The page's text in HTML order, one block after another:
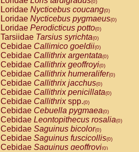
(0)
Loridae Nycticebus coucang(0)
Loridae Nycticebus pygmaeus(0)
Loridae Perodicticus potto(0)
Tarsiidae Tarsius syrichta(0)
Cebidae Callimico goeldii(0)
Cebidae Callithrix argentata(0)
Cebidae Callithrix geoffroyi(0)
Cebidae Callithrix humeralifer(0)
Cebidae Callithrix jacchus(0)
Cebidae Callithrix penicillata(0)
Cebidae Callithrixspp.(0)
Cebidae Cebuella pygmaea(0)
Cebidae Leontopithecus rosalia(0)
Cebidae Saguinus bicolor(0)
Cebidae Saguinus fuscicollis(0)
Cebidae Saguinus geoffroyi(0)